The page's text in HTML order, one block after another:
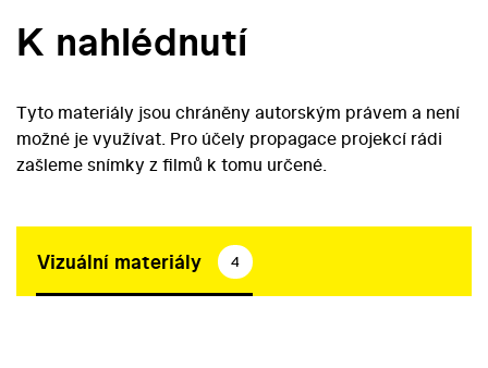
K nahlédnutí
Tyto materiály jsou chráněny autorským právem a není
možné je využívat. Pro účely propagace projekcí rádi
zašleme snímky z filmů k tomu určené.
Vizuální materiály 4